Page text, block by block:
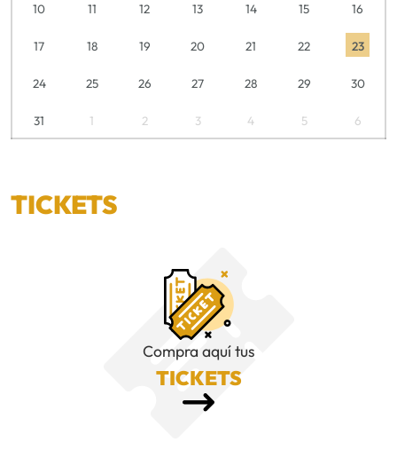
10 11 12 13 14 15 16
17 18 19 20 21 22 23
24 25 26 27 28 29 30
31 1 2 3 4 5 6
TICKETS
Compra aquí tus
TICKETS